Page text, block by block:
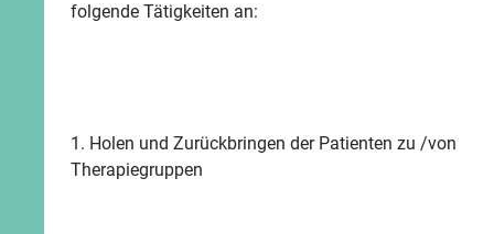
folgende Tätigkeiten an:
1. Holen und Zurückbringen der Patienten zu /von
Therapiegruppen